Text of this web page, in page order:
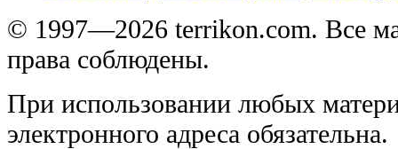
© 1997—2026 terrikon.com. Все
права соблюдены.
При использовании любых
электронного адреса обязательна.